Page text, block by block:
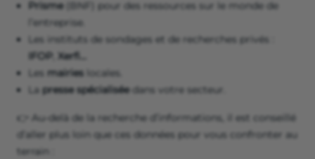
Prisme(BNF) pour des ressources sur le monde de
l’entreprise.
Les instituts de sondages et de recherches privés :
IFOP Xerfi…
Les mairies locales.
La presse spécialiséedans votre secteur.
👉 Au-delà de la recherche d’informations, il est conseillé
d’aller plus loin que ces données pour vous confronter au
terrain :